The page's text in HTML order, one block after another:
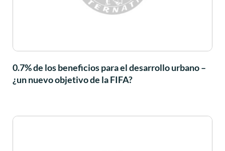
0.7% de los beneficios para el desarrollo urbano –
¿un nuevo objetivo de la FIFA?